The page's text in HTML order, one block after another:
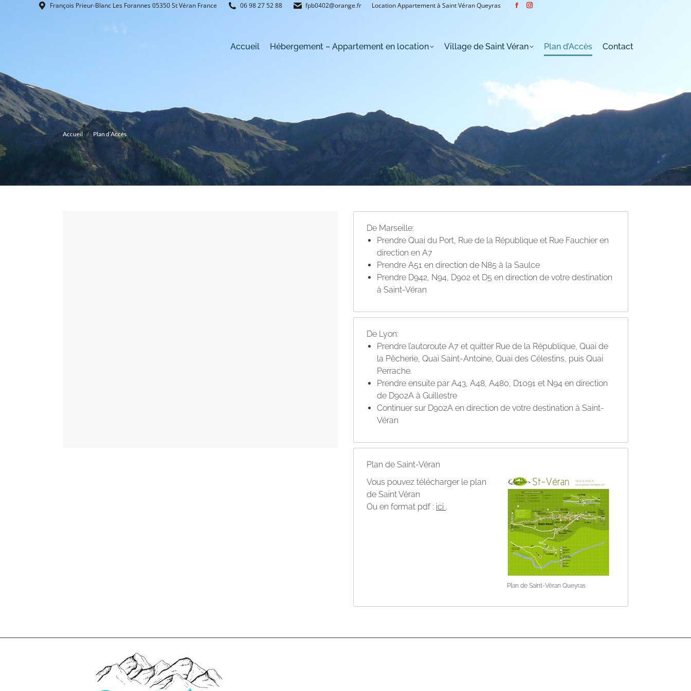
François Prieur-Blanc Les Forannes 05350 St Véran France 06 98 27 52 88 fpb0402@orange.fr Location Appartement à Saint Véran Queyras
FacebookInstagram
Accueil Hébergement – Appartement en location Village de Saint Véran Plan d’Accès Contact
Vous êtes ici :
Accueil Plan d’Accès
De Marseille:
Prendre Quai du Port, Rue de la République et Rue Fauchier en
direction en A7
Prendre A51 en direction de N85 à la Saulce
Prendre D942, N94, D902 et D5 en direction de votre destination
à Saint-Véran
De Lyon:
Prendre l’autoroute A7 et quitter Rue de la République, Quai de
la Pêcherie, Quai Saint-Antoine, Quai des Célestins, puis Quai
Perrache.
Prendre ensuite par A43, A48, A480, D1091 et N94 en direction
de D902A à Guillestre
Continuer sur D902A en direction de votre destination à Saint-
Véran
Plan de Saint-Véran
Plan de Saint-Véran Queyras
Vous pouvez télécharger le plan
de Saint Véran
Ou en format pdf : ici .